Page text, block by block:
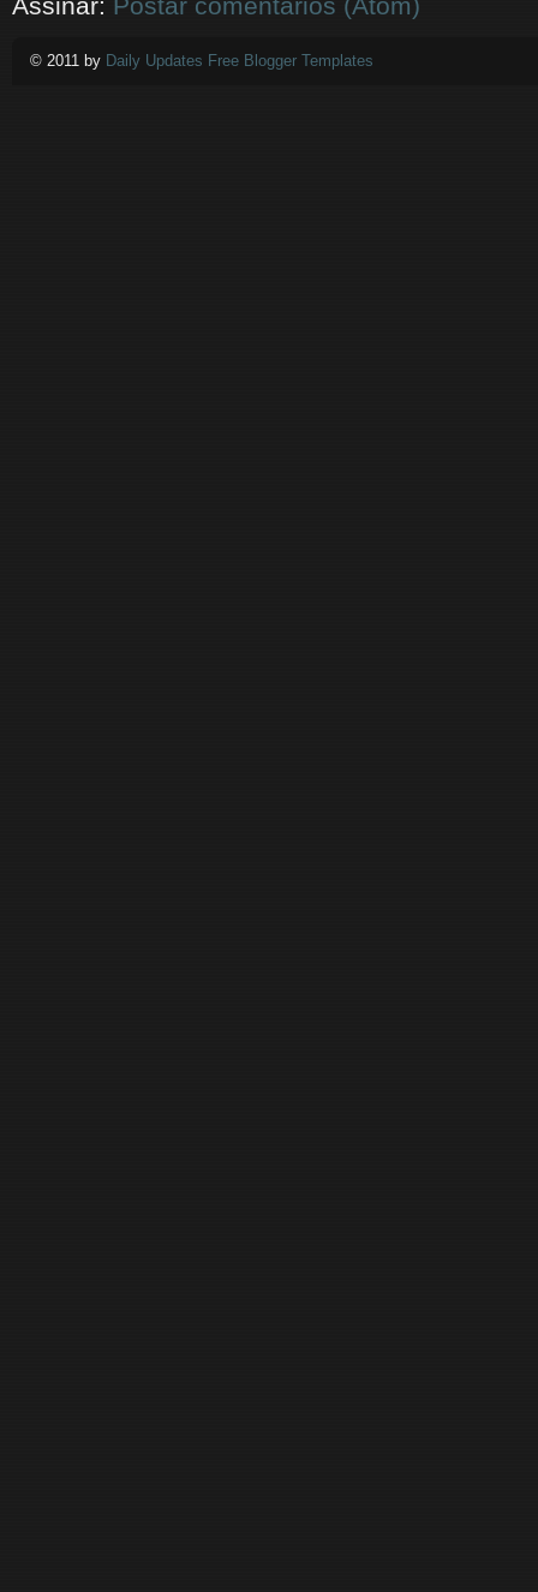
© 2011 by Daily Updates Free Blogger Templates